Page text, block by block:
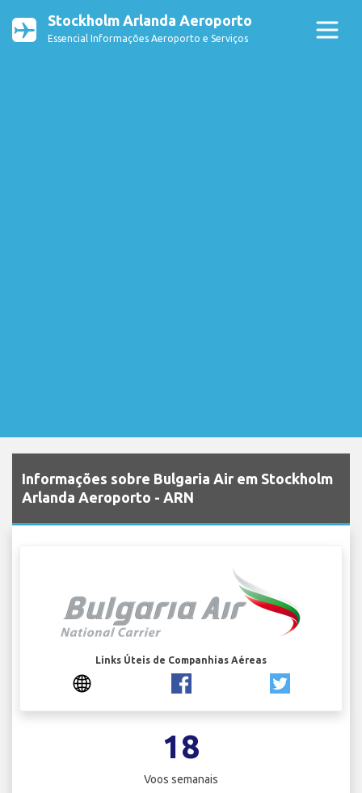
Stockholm Arlanda Aeroporto
Essencial Informações Aeroporto e Serviços
Informações sobre Bulgaria Air em Stockholm
Arlanda Aeroporto - ARN
Links Úteis de Companhias Aéreas
18
Voos semanais